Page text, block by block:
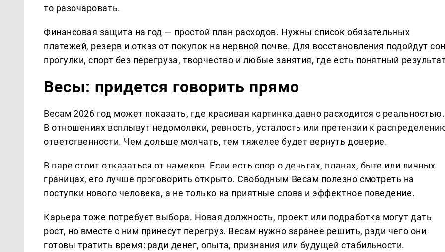
то разочаровать.
Финансовая защита на год — простой план расходов. Нужны список обязательных
платежей, резерв и отказ от покупок на нервной почве. Для восстановления подойдут
прогулки, спорт без перегруза, творчество и любые занятия, где есть понятный
Весы: придется говорить прямо
Весам 2026 год может показать, где красивая картинка давно расходится с реальностью.
В отношениях всплывут недомолвки, ревность, усталость или претензии к
ответственности. Чем дольше молчать, тем тяжелее будет вернуть доверие.
В паре стоит отказаться от намеков. Если есть спор о деньгах, планах, быте или личных
границах, его лучше проговорить открыто. Свободным Весам полезно смотреть на
поступки нового человека, а не только на приятные слова и эффектное поведение.
Карьера тоже потребует выбора. Новая должность, проект или подработка могут дать
рост, но вместе с ним принесут перегруз. Весам нужно заранее решить, ради чего они
готовы тратить время: ради денег, опыта, признания или будущей стабильности.